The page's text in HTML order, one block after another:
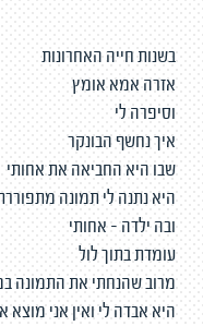
בשנות חייה האחרונות
אזרה אמא אומץ
וסיפרה לי
איך נחשף הבונקר
שבו היא החביאה את אחותי
היא נתנה לי תמונה
ובה ילדה - אחותי
עומדת בתוך לול
מרוב שהנחתי את התמונה
היא אבדה לי ואין אני מוצא